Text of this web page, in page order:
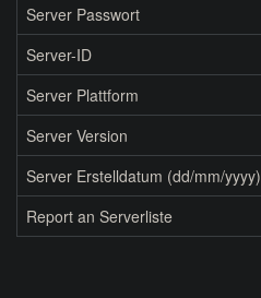
Server Passwort
Server-ID
Server Plattform
Server Version
Server Erstelldatum (dd/mm/yyyy)
Report an Serverliste